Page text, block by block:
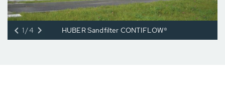
HUBER Sandfilter CONTIFLOW®
1/4